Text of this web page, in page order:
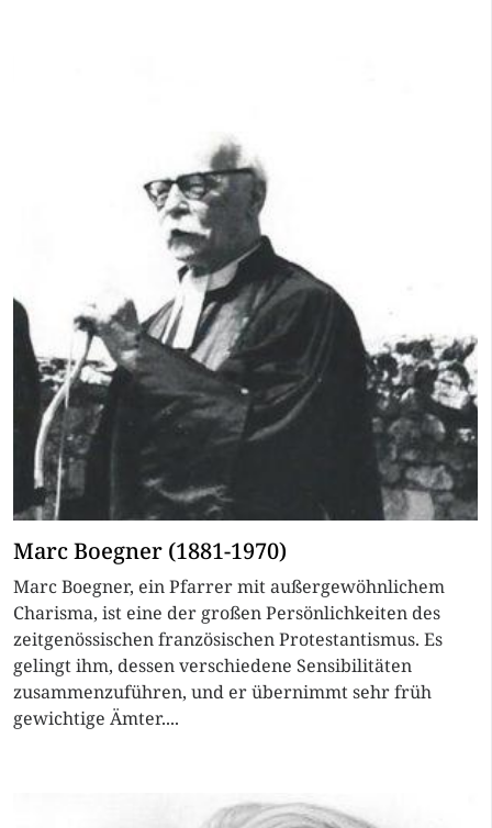
Marc Boegner (1881-1970)
Marc Boegner, ein Pfarrer mit außergewöhnlichem
Charisma, ist eine der großen Persönlichkeiten des
zeitgenössischen französischen Protestantismus. Es
gelingt ihm, dessen verschiedene Sensibilitäten
zusammenzuführen, und er übernimmt sehr früh
gewichtige Ämter....